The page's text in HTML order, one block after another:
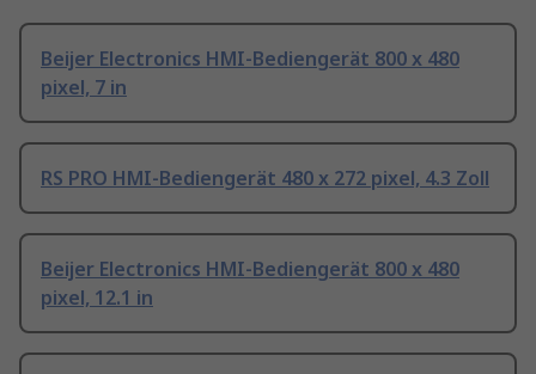
Beijer Electronics HMI-Bediengerät 800 x 480
pixel, 7 in
RS PRO HMI-Bediengerät 480 x 272 pixel, 4.3 Zoll
Beijer Electronics HMI-Bediengerät 800 x 480
pixel, 12.1 in